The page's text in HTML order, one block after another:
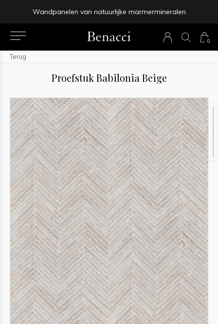
0
Wandpanelen van natuurlijke marmermineralen
Terug
Proefstuk Babilonia Beige